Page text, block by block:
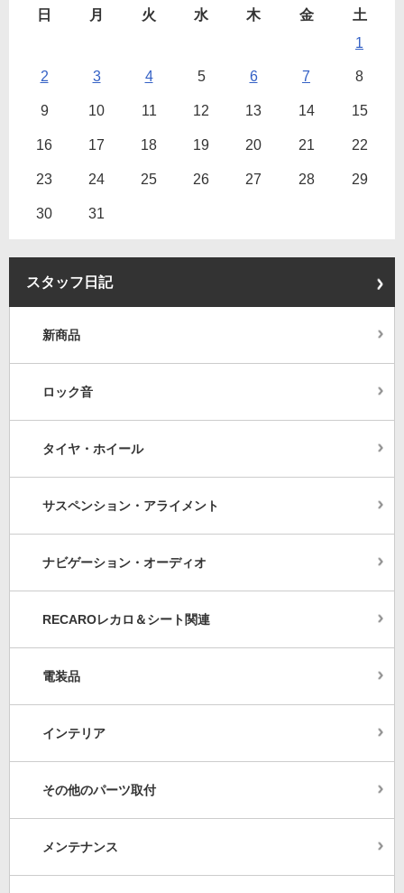
日 月 火 水 木 金
土
1
2 3 4 5 6 7 8
9 10 11 12 13 14 15
16 17 18 19 20 21 22
23 24 25 26 27 28 29
30 31
スタッフ日記
新商品
ロック音
タイヤ・ホイール
サスペンション・アライメント
ナビゲーション・オーディオ
RECAROレカロ＆シート関連
電装品
インテリア
その他のパーツ取付
メンテナンス